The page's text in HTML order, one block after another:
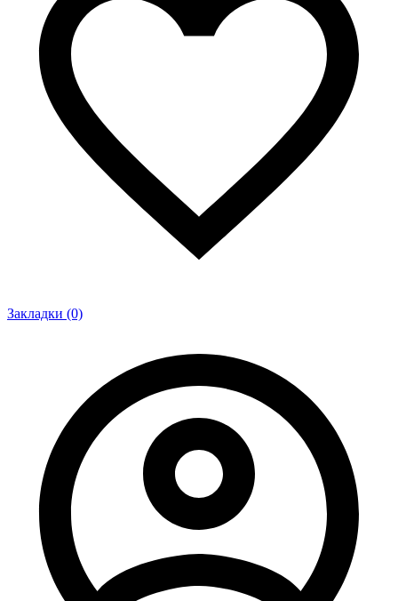
Закладки (0)